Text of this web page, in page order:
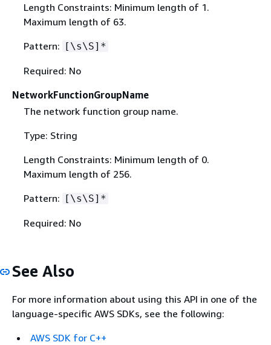
Length Constraints: Minimum length of 1.
Maximum length of 63.
Pattern: [\s\S]*
Required: No
NetworkFunctionGroupName
The network function group name.
Type: String
Length Constraints: Minimum length of 0.
Maximum length of 256.
Pattern: [\s\S]*
Required: No
See Also
For more information about using this API in one of the
language-specific AWS SDKs, see the following:
AWS SDK for C++